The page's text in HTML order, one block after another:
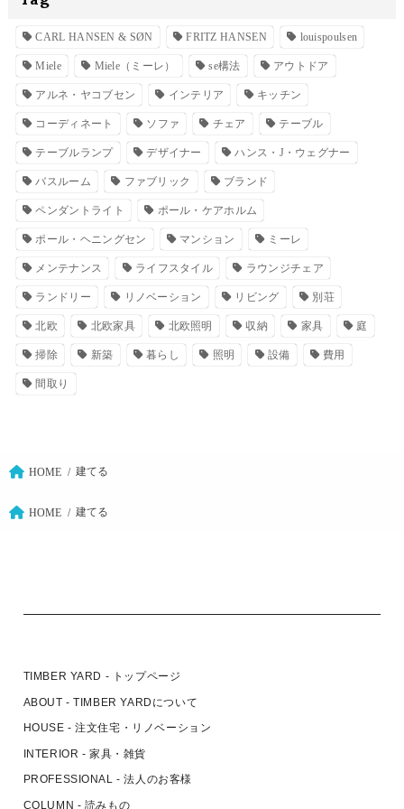
CARL HANSEN & SØN FRITZ HANSEN louispoulsen
Miele Miele（ミーレ） se構法 アウトドア
アルネ・ヤコブセン インテリア キッチン
コーディネート ソファ チェア テーブル
テーブルランプ デザイナー ハンス・J・ウェグナー
バスルーム ファブリック ブランド
ペンダントライト ポール・ケアホルム
ポール・ヘニングセン マンション ミーレ
メンテナンス ライフスタイル ラウンジチェア
ランドリー リノベーション リビング 別荘
北欧 北欧家具 北欧照明 収納 家具 庭
掃除 新築 暮らし 照明 設備 費用
間取り
HOME 建てる
HOME 建てる
TIMBER YARD - トップページ
ABOUT - TIMBER YARDについて
HOUSE - 注文住宅・リノベーション
INTERIOR - 家具・雑貨
PROFESSIONAL - 法人のお客様
COLUMN - 読みもの